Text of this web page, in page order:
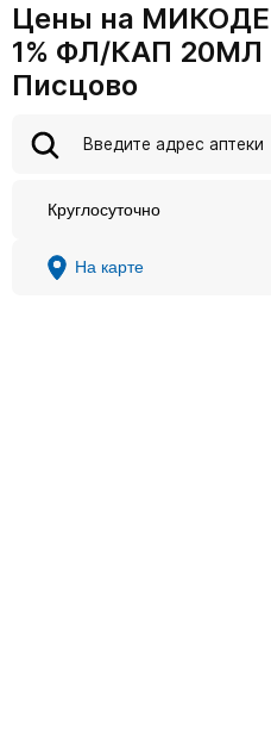
Цены на
1% ФЛ/КАП 20МЛ
Писцово
Круглосуточно
На карте